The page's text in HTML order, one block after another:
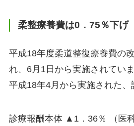
柔整療養費は0．75％下げ
平成18年度柔道整復療養費の
れ、6月1日から実施されていま
平成18年4月から実施された、
診療報酬本体 ▲1．36％ （医